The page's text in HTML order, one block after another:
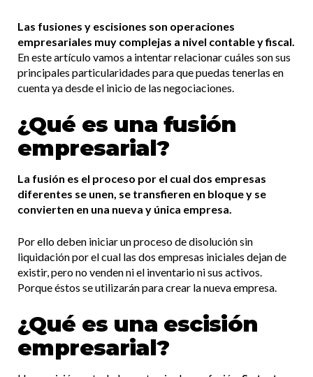
Las fusiones y escisiones son operaciones
empresariales muy complejas a nivel contable y fiscal.
En este artículo vamos a intentar relacionar cuáles son sus
principales particularidades para que puedas tenerlas en
cuenta ya desde el inicio de las negociaciones.
¿Qué es una fusión
empresarial?
La fusión es el proceso por el cual dos empresas
diferentes se unen, se transfieren en bloque y se
convierten en una nueva y única empresa.
Por ello deben iniciar un proceso de disolución sin
liquidación por el cual las dos empresas iniciales dejan de
existir, pero no venden ni el inventario ni sus activos.
Porque éstos se utilizarán para crear la nueva empresa.
¿Qué es una escisión
empresarial?